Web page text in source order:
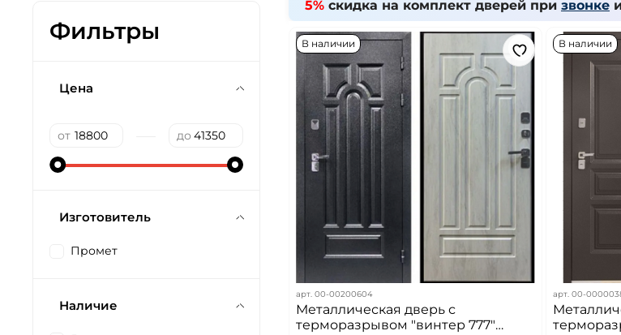
5% скидка на комплект дверей при звонке
В наличии
арт. 00-00200604
Металлическая дверь с
терморазрывом "винтер 777"
В наличии
арт.00-
Фильтры
Цена
от до
Изготовитель
Промет
Наличие